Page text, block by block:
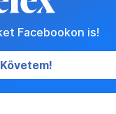
Facebookon is!
Követem!